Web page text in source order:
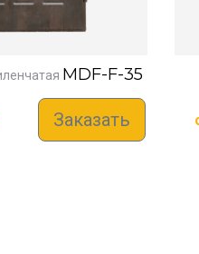
MDF-F-35
Заказать